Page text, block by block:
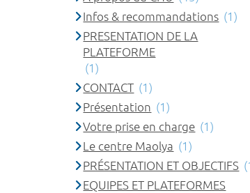
Infos & recommandations (1)
PRESENTATION DE LA
PLATEFORME
(1)
CONTACT (1)
Présentation (1)
Votre prise en charge (1)
Le centre Maolya (1)
PRÉSENTATION ET OBJECTIFS
EQUIPES ET PLATEFORMES